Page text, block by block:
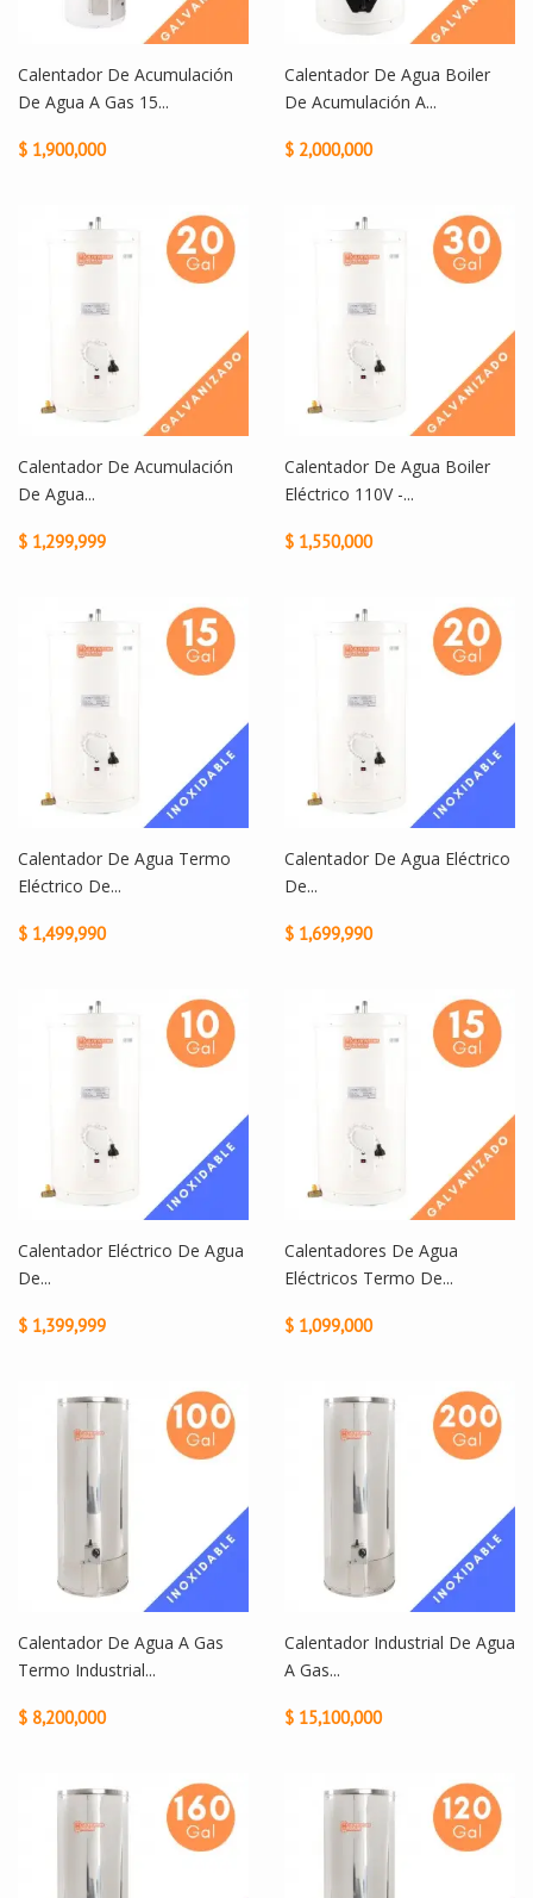
Calentador De Acumulación
De Agua A Gas 15...
$ 1,900,000
Calentador De Agua Boiler
De Acumulación A...
$ 2,000,000
Calentador De Acumulación
De Agua...
$ 1,299,999
Calentador De Agua Boiler
Eléctrico 110V -...
$ 1,550,000
Calentador De Agua Termo
Eléctrico De...
$ 1,499,990
Calentador De Agua Eléctrico
De...
$ 1,699,990
Calentador Eléctrico De Agua
De...
$ 1,399,999
Calentadores De Agua
Eléctricos Termo De...
$ 1,099,000
Calentador De Agua A Gas
Termo Industrial...
$ 8,200,000
Calentador Industrial De Agua
A Gas...
$ 15,100,000